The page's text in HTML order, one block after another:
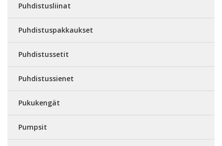
Puhdistusliinat
Puhdistuspakkaukset
Puhdistussetit
Puhdistussienet
Pukukengät
Pumpsit